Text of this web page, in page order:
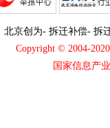
北京创为- 拆迁补偿- 拆
Copyright © 2004-
国家信息产